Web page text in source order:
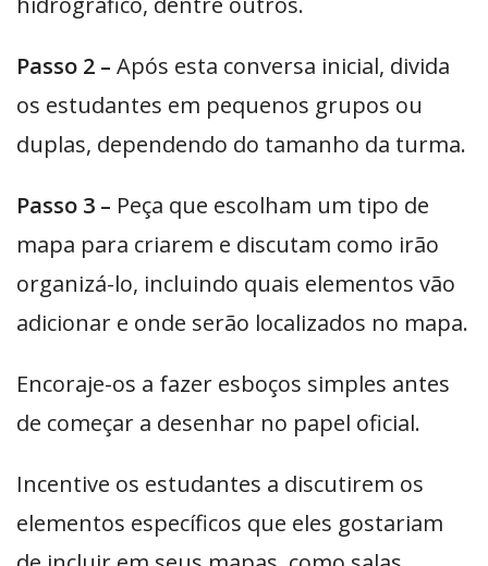
Passo 2 – Após esta conversa inicial, divida
os estudantes em pequenos grupos ou
duplas, dependendo do tamanho da turma.
Passo 3 – Peça que escolham um tipo de
mapa para criarem e discutam como irão
organizá-lo, incluindo quais elementos vão
adicionar e onde serão localizados no mapa.
Encoraje-os a fazer esboços simples antes
de começar a desenhar no papel oficial.
Incentive os estudantes a discutirem os
elementos específicos que eles gostariam